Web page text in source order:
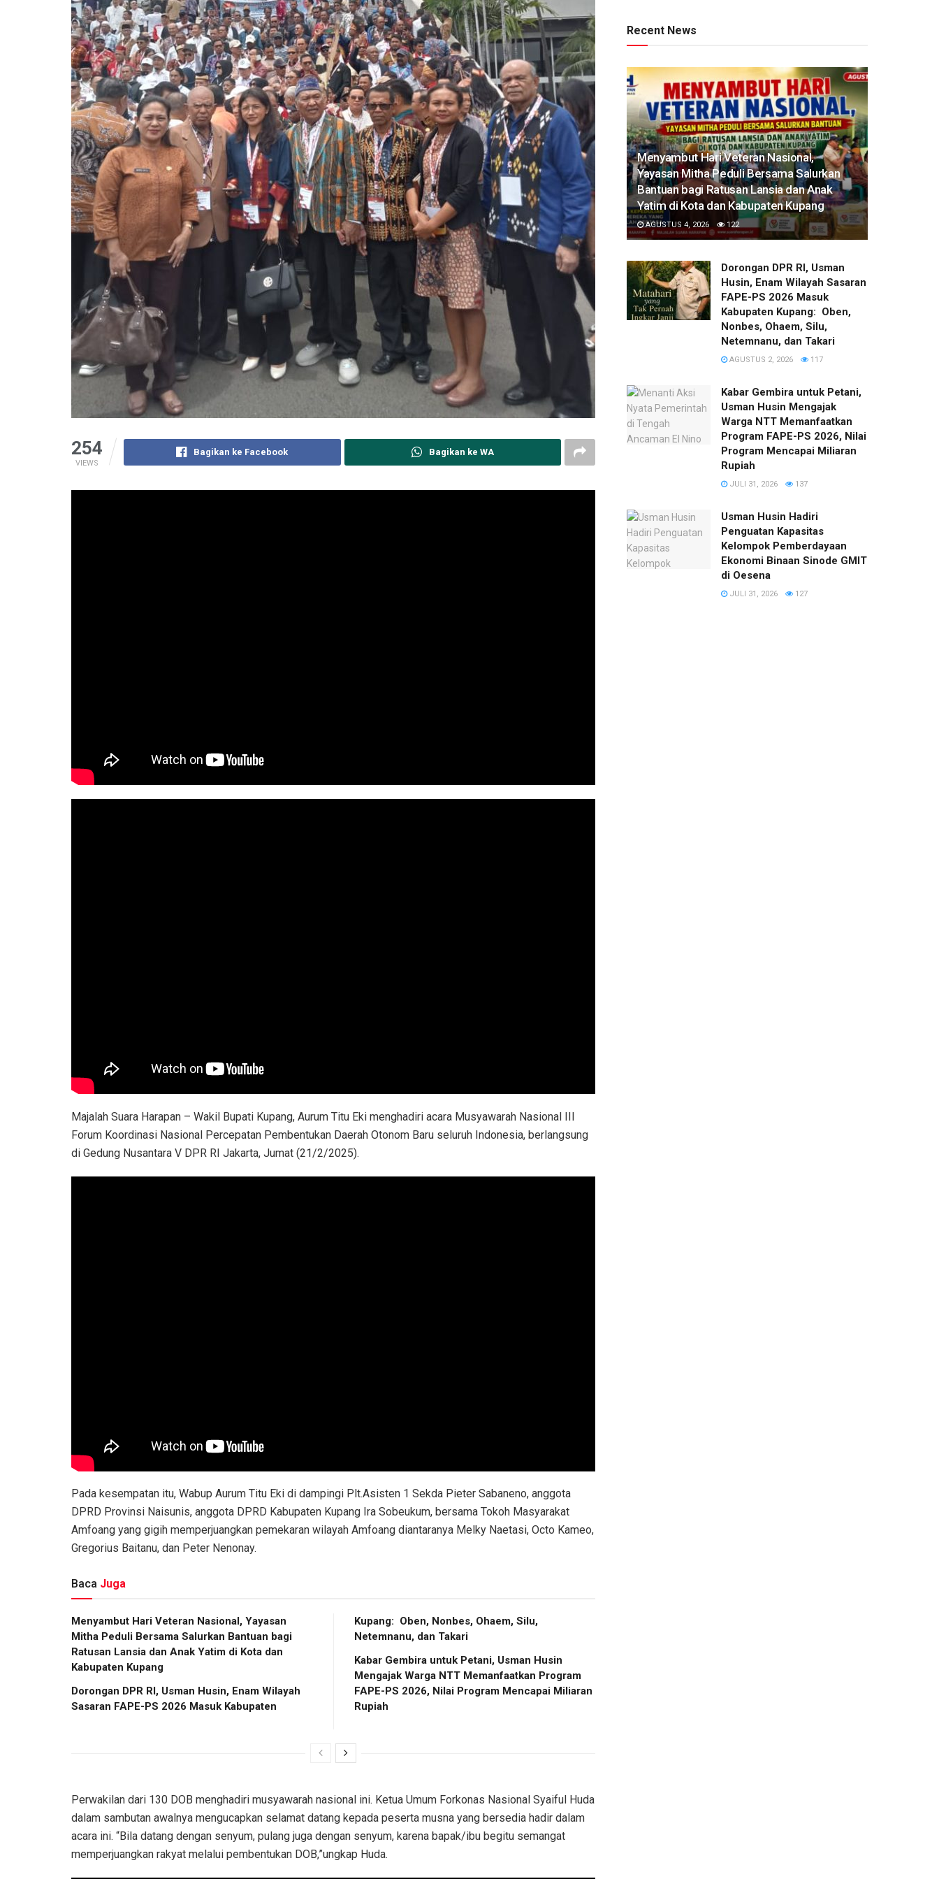
254
VIEWS
Bagikan ke Facebook Bagikan ke WA
Majalah Suara Harapan – Wakil Bupati Kupang, Aurum Titu Eki menghadiri acara Musyawarah Nasional III
Forum Koordinasi Nasional Percepatan Pembentukan Daerah Otonom Baru seluruh Indonesia, berlangsung
di Gedung Nusantara V DPR RI Jakarta, Jumat (21/2/2025).
Pada kesempatan itu, Wabup Aurum Titu Eki di dampingi Plt.Asisten 1 Sekda Pieter Sabaneno, anggota
DPRD Provinsi Naisunis, anggota DPRD Kabupaten Kupang Ira Sobeukum, bersama Tokoh Masyarakat
Amfoang yang gigih memperjuangkan pemekaran wilayah Amfoang diantaranya Melky Naetasi, Octo Kameo,
Gregorius Baitanu, dan Peter Nenonay.
Baca Juga
​Menyambut Hari Veteran Nasional, Yayasan
Mitha Peduli Bersama Salurkan Bantuan bagi
Ratusan Lansia dan Anak Yatim di Kota dan
Kabupaten Kupang
Dorongan DPR RI, Usman Husin, Enam Wilayah
Sasaran FAPE-PS 2026 Masuk Kabupaten
Kupang: Oben, Nonbes, Ohaem, Silu,
Netemnanu, dan Takari
Kabar Gembira untuk Petani, Usman Husin
Mengajak Warga NTT Memanfaatkan Program
FAPE-PS 2026, Nilai Program Mencapai Miliaran
Rupiah
Perwakilan dari 130 DOB menghadiri musyawarah nasional ini. Ketua Umum Forkonas Nasional Syaiful Huda
dalam sambutan awalnya mengucapkan selamat datang kepada peserta musna yang bersedia hadir dalam
acara ini. “Bila datang dengan senyum, pulang juga dengan senyum, karena bapak/ibu begitu semangat
memperjuangkan rakyat melalui pembentukan DOB,”ungkap Huda.
Recent News
​Menyambut Hari Veteran Nasional,
Yayasan Mitha Peduli Bersama Salurkan
Bantuan bagi Ratusan Lansia dan Anak
Yatim di Kota dan Kabupaten Kupang
AGUSTUS 4, 2026 122
Dorongan DPR RI, Usman
Husin, Enam Wilayah Sasaran
FAPE-PS 2026 Masuk
Kabupaten Kupang: Oben,
Nonbes, Ohaem, Silu,
Netemnanu, dan Takari
AGUSTUS 2, 2026 117
Kabar Gembira untuk Petani,
Usman Husin Mengajak
Warga NTT Memanfaatkan
Program FAPE-PS 2026, Nilai
Program Mencapai Miliaran
Rupiah
JULI 31, 2026 137
​Usman Husin Hadiri
Penguatan Kapasitas
Kelompok Pemberdayaan
Ekonomi Binaan Sinode GMIT
di Oesena
JULI 31, 2026 127